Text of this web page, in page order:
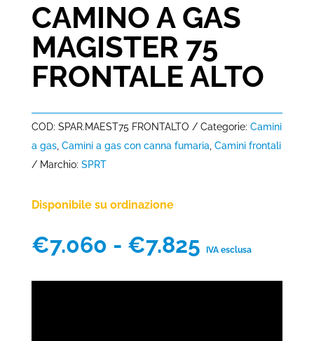
CAMINO A GAS
MAGISTER 75
FRONTALE ALTO
COD: SPAR.MAEST75 FRONTALTO Categorie: Camini
a gas, Camini a gas con canna fumaria, Camini frontali
Marchio: SPRT
Disponibile su ordinazione
€7.060 - €7.825Fascia
prezzo:
IVA esclusa